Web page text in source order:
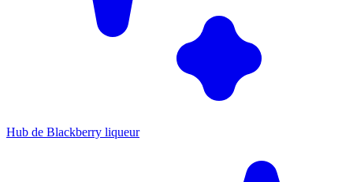
Hub de Blackberry liqueur